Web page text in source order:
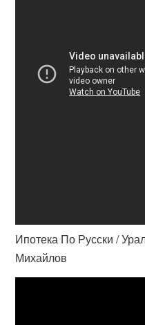
Ипотека По Русски /
Михайлов